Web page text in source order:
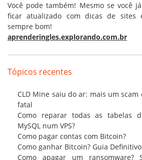
Você pode também! Mesmo se você
ficar atualizado com dicas de sites
sempre bom!
aprenderingles.explorando.com.br
Tópicos recentes
CLD Mine saiu do ar: mais um
fatal
Como reparar todas as tabelas
MySQL num VPS?
Como pagar contas com Bitcoin?
Como ganhar Bitcoin? Guia
Como apagar um ransomware?